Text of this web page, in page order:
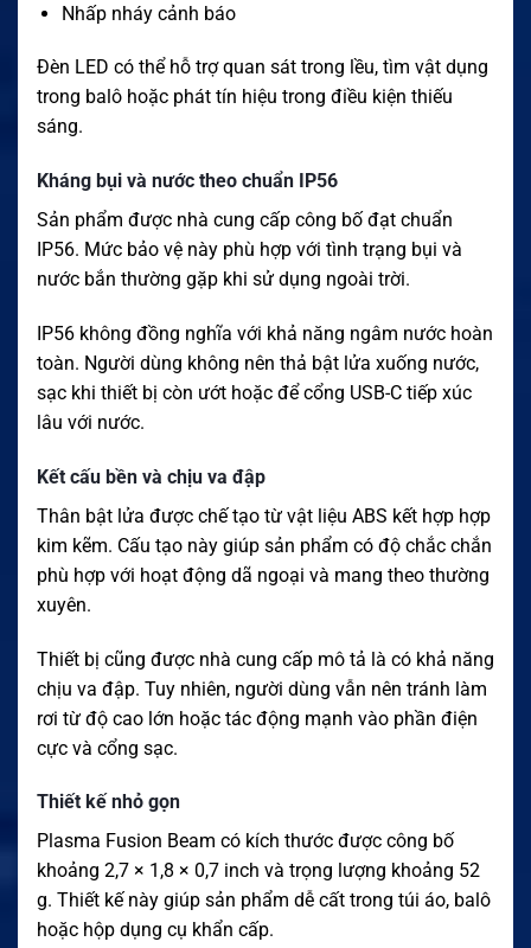
Nhấp nháy cảnh báo
Đèn LED có thể hỗ trợ quan sát trong lều, tìm vật dụng
trong balô hoặc phát tín hiệu trong điều kiện thiếu
sáng.
Kháng bụi và nước theo chuẩn IP56
Sản phẩm được nhà cung cấp công bố đạt chuẩn
IP56. Mức bảo vệ này phù hợp với tình trạng bụi và
nước bắn thường gặp khi sử dụng ngoài trời.
IP56 không đồng nghĩa với khả năng ngâm nước hoàn
toàn. Người dùng không nên thả bật lửa xuống nước,
sạc khi thiết bị còn ướt hoặc để cổng USB-C tiếp xúc
lâu với nước.
Kết cấu bền và chịu va đập
Thân bật lửa được chế tạo từ vật liệu ABS kết hợp hợp
kim kẽm. Cấu tạo này giúp sản phẩm có độ chắc chắn
phù hợp với hoạt động dã ngoại và mang theo thường
xuyên.
Thiết bị cũng được nhà cung cấp mô tả là có khả năng
chịu va đập. Tuy nhiên, người dùng vẫn nên tránh làm
rơi từ độ cao lớn hoặc tác động mạnh vào phần điện
cực và cổng sạc.
Thiết kế nhỏ gọn
Plasma Fusion Beam có kích thước được công bố
khoảng 2,7 × 1,8 × 0,7 inch và trọng lượng khoảng 52
g. Thiết kế này giúp sản phẩm dễ cất trong túi áo, balô
hoặc hộp dụng cụ khẩn cấp.